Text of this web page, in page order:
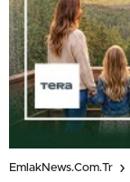
EmlakNews.com.tr